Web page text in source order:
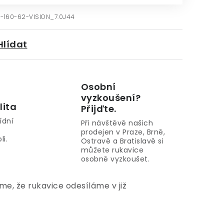
62-VISION_7.0J44
Osobní
vyzkoušení?
Přijďte.
Při návštěvě našich
prodejen v Praze, Brně,
Ostravě a Bratislavě si
můžete rukavice
osobně vyzkoušet.
že rukavice odesíláme v již